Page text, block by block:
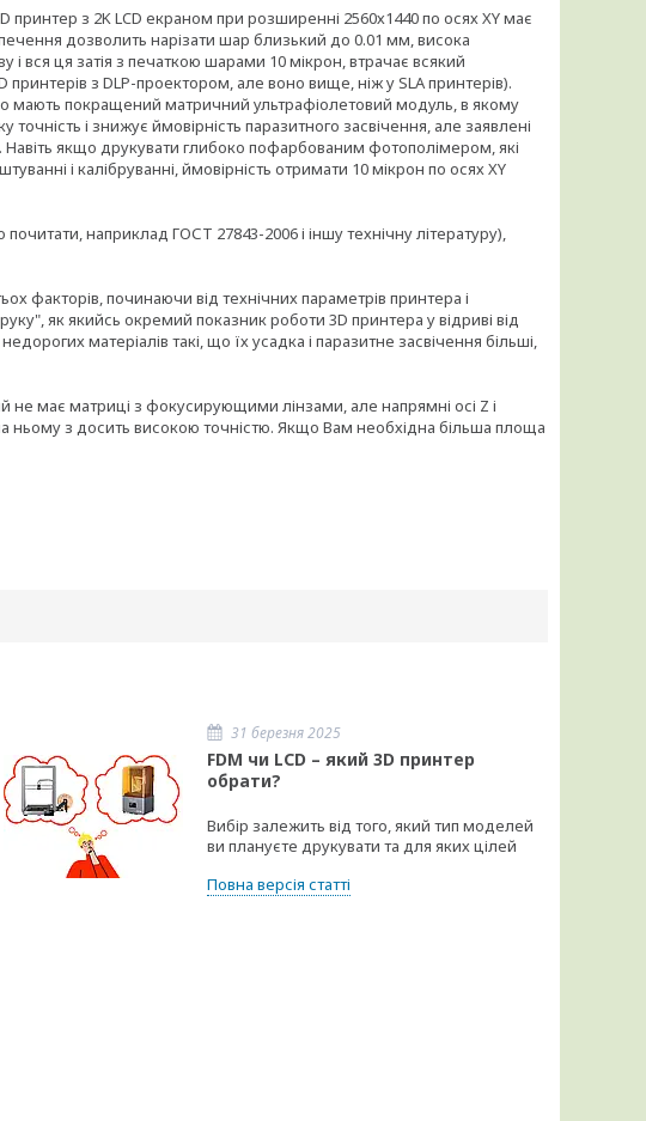
з 2K LCD екраном при розширенні 2560х1440 по осях XY має
дозволить нарізати шар близький до 0.01 мм, висока
і вся ця затія з печаткою шарами 10 мікрон, втрачає всякий
з DLP-проектором, але воно вище, ніж у SLA принтерів).
мають покращений матричний ультрафіолетовий модуль, в якому
і знижує ймовірність паразитного засвічення, але заявлені
Навіть якщо друкувати глибоко пофарбованим фотополімером, які
і калібруванні, ймовірність отримати 10 мікрон по осях XY
наприклад ГОСТ 27843-2006 і іншу технічну літературу),
факторів, починаючи від технічних параметрів принтера і
як якийсь окремий показник роботи 3D принтера у відриві від
матеріалів такі, що їх усадка і паразитне засвічення більші,
не має матриці з фокусирующими лінзами, але напрямні осі Z і
з досить високою точністю. Якщо Вам необхідна більша площа
31 березня 2025
FDM чи LCD – який 3D принтер
обрати?
Вибір залежить від того, який тип моделей
ви плануєте друкувати та для яких цілей
Повна версія статті